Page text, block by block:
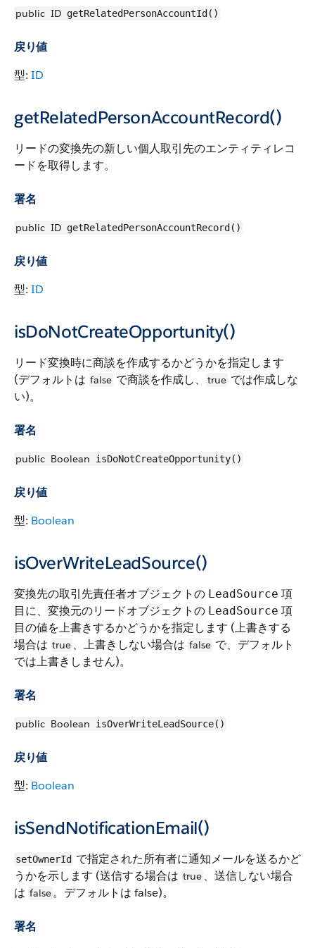
public ID getRelatedPersonAccountId()
戻り値
型: ID
getRelatedPersonAccountRecord()
リードの変換先の新しい個人取引先のエンティティレコ
ードを取得します。
署名
public ID getRelatedPersonAccountRecord()
戻り値
型: ID
isDoNotCreateOpportunity()
リード変換時に商談を作成するかどうかを指定します
(デフォルトは false で商談を作成し、 true では作成しな
い)。
署名
public Boolean isDoNotCreateOpportunity()
戻り値
型: Boolean
isOverWriteLeadSource()
変換先の取引先責任者オブジェクトの LeadSource 項
目に、変換元のリードオブジェクトの LeadSource 項
目の値を上書きするかどうかを指定します (上書きする
場合は true 、上書きしない場合は false で、デフォルト
では上書きしません)。
署名
public Boolean isOverWriteLeadSource()
戻り値
型: Boolean
isSendNotificationEmail()
setOwnerId で指定された所有者に通知メールを送るかど
うかを示します (送信する場合は true 、送信しない場合
は false。デフォルトは false)。
署名